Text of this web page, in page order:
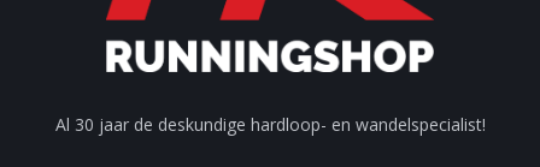
Al 30 jaar de deskundige hardloop- en wandelspecialist!